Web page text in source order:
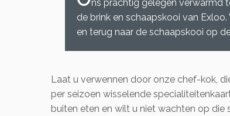
ns prachtig gelegen verwarmd
de brink en schaapskooi van
en terug naar de schaapskooi op
Laat u verwennen door onze chef-kok,
per seizoen wisselende
buiten eten en wilt u niet wachten op die